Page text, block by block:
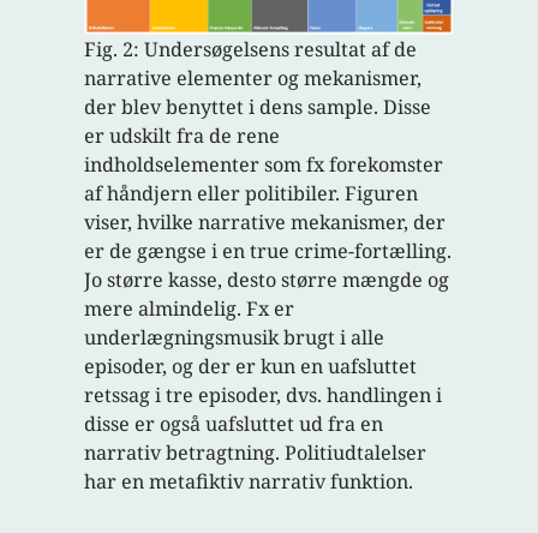
Fig. 2: Undersøgelsens resultat af de
narrative elementer og mekanismer,
der blev benyttet i dens sample. Disse
er udskilt fra de rene
indholdselementer som fx forekomster
af håndjern eller politibiler. Figuren
viser, hvilke narrative mekanismer, der
er de gængse i en true crime-fortælling.
Jo større kasse, desto større mængde og
mere almindelig. Fx er
underlægningsmusik brugt i alle
episoder, og der er kun en uafsluttet
retssag i tre episoder, dvs. handlingen i
disse er også uafsluttet ud fra en
narrativ betragtning. Politiudtalelser
har en metafiktiv narrativ funktion.